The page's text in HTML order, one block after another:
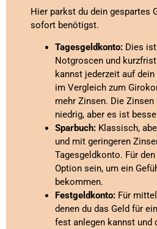
Hier parkst du dein gespartes
sofort benötigst.
Tagesgeldkonto: Dies
Notgroscen und
kannst jederzeit auf dein
im Vergleich zum
mehr Zinsen. Die
niedrig, aber es ist
Sparbuch: Klassisch,
und mit geringeren
Tagesgeldkonto. Für
Option sein, um ein
bekommen.
Festgeldkonto: Für
denen du das Geld für
fest anlegen kannst und